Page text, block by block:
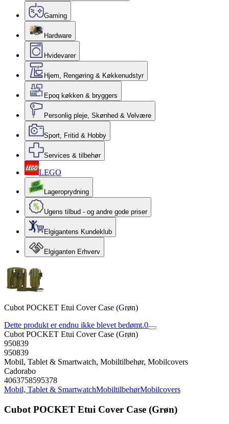
Gaming
Hardware
Hvidevarer
Hjem, Rengøring & Køkkenudstyr
Epoq køkken & bryggers
Personlig pleje, Skønhed & Velvære
Sport, Fritid & Hobby
Services & tilbehør
LEGO
Lageroprydning
Ugens tilbud - og andre gode priser
Elgigantens Kundeklub
Elgiganten Erhverv
Cubot POCKET Etui Cover Case (Grøn)
Dette produkt er endnu ikke blevet bedømt.0
Cubot POCKET Etui Cover Case (Grøn)
950839
950839
Mobil, Tablet & Smartwatch, Mobiltilbehør, Mobilcovers
Cadorabo
4063758595378
Mobil, Tablet & SmartwatchMobiltilbehørMobilcovers
Cubot POCKET Etui Cover Case (Grøn)